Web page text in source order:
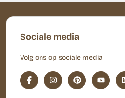
Sociale media
Volg ons op sociale media